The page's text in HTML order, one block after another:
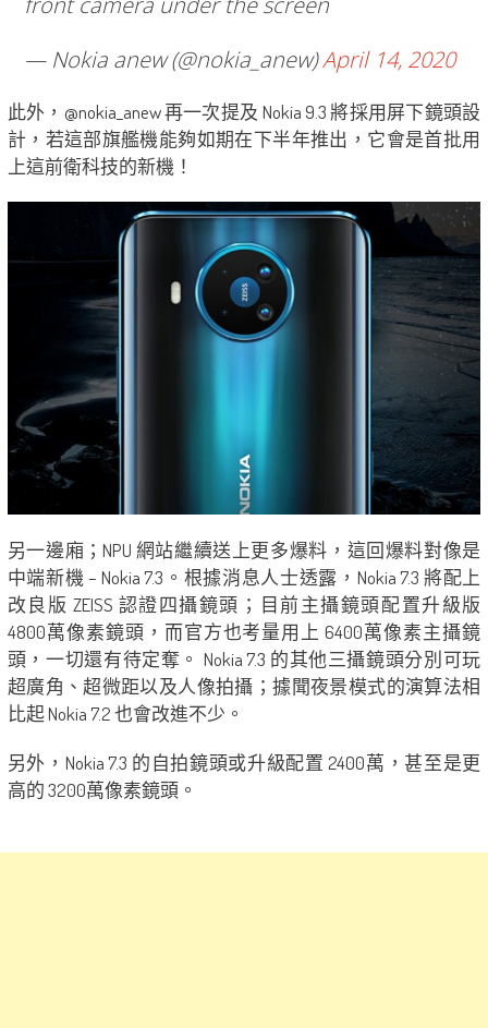
— Nokia anew (@nokia_anew)April 14, 2020
此外，@nokia_anew 再一次提及 Nokia 9.3 將採用屏下鏡頭設
計，若這部旗艦機能夠如期在下半年推出，它會是首批用
上這前衛科技的新機！
另一邊廂；NPU 網站繼續送上更多爆料，這回爆料對像是
中端新機 – Nokia 7.3。根據消息人士透露，Nokia 7.3 將配上
改良版 ZEISS 認證四攝鏡頭；目前主攝鏡頭配置升級版
4800萬像素鏡頭，而官方也考量用上 6400萬像素主攝鏡
頭，一切還有待定奪。 Nokia 7.3 的其他三攝鏡頭分別可玩
超廣角、超微距以及人像拍攝；據聞夜景模式的演算法相
比起 Nokia 7.2 也會改進不少。
另外，Nokia 7.3 的自拍鏡頭或升級配置 2400萬，甚至是更
高的 3200萬像素鏡頭。